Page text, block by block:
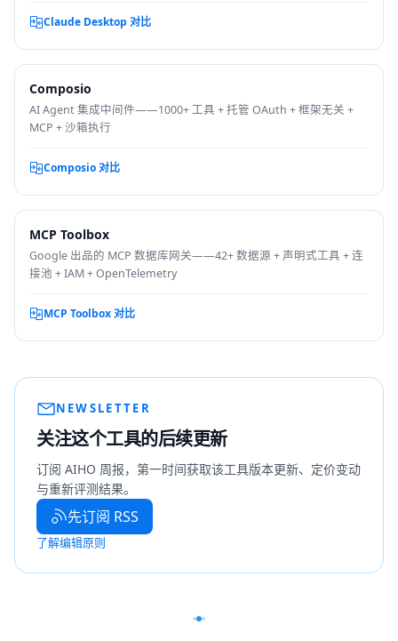
Claude Desktop 对比
Composio
AI Agent 集成中间件——1000+ 工具 + 托管 OAuth + 框架无关 +
MCP + 沙箱执行
Composio 对比
MCP Toolbox
Google 出品的 MCP 数据库网关——42+ 数据源 + 声明式工具 + 连
接池 + IAM + OpenTelemetry
MCP Toolbox 对比
NEWSLETTER
关注这个工具的后续更新
订阅 AIHO 周报，第一时间获取该工具版本更新、定价变动
与重新评测结果。
先订阅 RSS
了解编辑原则